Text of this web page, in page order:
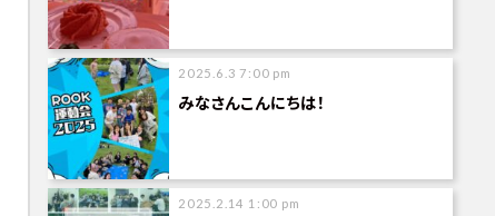
2025.6.3 7:00 pm
みなさんこんにちは！
2025.2.14 1:00 pm